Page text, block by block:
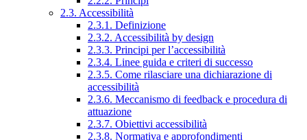
2.3. Accessibilità
2.3.1. Definizione
2.3.2. Accessibilità by design
2.3.3. Principi per l’accessibilità
2.3.4. Linee guida e criteri di successo
2.3.5. Come rilasciare una dichiarazione di
accessibilità
2.3.6. Meccanismo di feedback e procedura di
attuazione
2.3.7. Obiettivi accessibilità
2.3.8. Normativa e approfondimenti